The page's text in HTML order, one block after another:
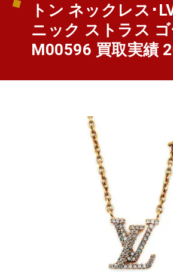
トン ネックレス･
ニック ストラス
M00596 買取実績